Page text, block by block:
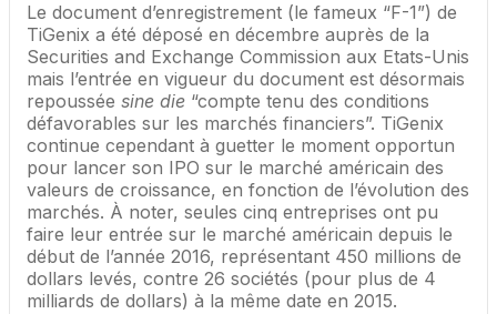
Le document d’enregistrement (le fameux “F-1”) de
TiGenix a été déposé en décembre auprès de la
Securities and Exchange Commission aux Etats-Unis
mais l’entrée en vigueur du document est désormais
repoussée sine die “compte tenu des conditions
défavorables sur les marchés financiers”. TiGenix
continue cependant à guetter le moment opportun
pour lancer son IPO sur le marché américain des
valeurs de croissance, en fonction de l’évolution des
marchés. À noter, seules cinq entreprises ont pu
faire leur entrée sur le marché américain depuis le
début de l’année 2016, représentant 450 millions de
dollars levés, contre 26 sociétés (pour plus de 4
milliards de dollars) à la même date en 2015.